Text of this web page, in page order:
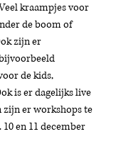
kraampjes voor
de boom of
zijn er
de kids,
is er dagelijks live
er workshops te
en 11 december